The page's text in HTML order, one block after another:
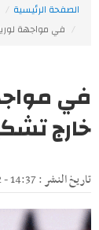
الصفحة الرئيسية
في مواجهة
في
خارج
تاريخ النشر : 14:37 - 2023/08/12